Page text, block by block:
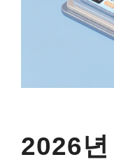
2026